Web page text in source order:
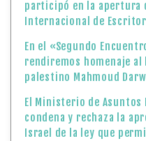
participó en la apertura
Internacional de
En el «Segundo
rendiremos homenaje
palestino Mahmoud
El Ministerio de
condena y rechaza la
Israel de la ley que